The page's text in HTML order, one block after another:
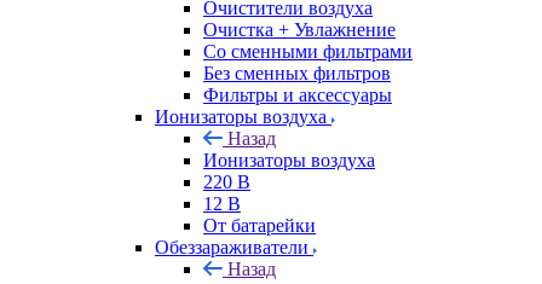
Очистители воздуха
Очистка + Увлажнение
Cо сменными фильтрами
Без сменных фильтров
Фильтры и аксессуары
Ионизаторы воздуха
Назад
Ионизаторы воздуха
220 В
12 В
От батарейки
Обеззараживатели
Назад